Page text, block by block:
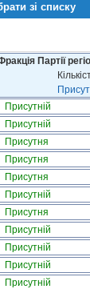
зі списку
Партії
Присутній
Присутній
Присутня
Присутня
Присутня
Присутній
Присутня
Присутній
Присутній
Присутній
Присутній